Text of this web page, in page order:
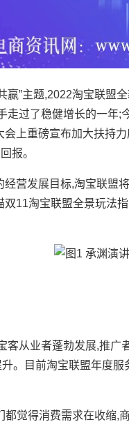
”主题,2022淘宝联盟
走过了稳健增长的一年
上重磅宣布加大扶持
报。
发展目标,淘宝联盟
11淘宝联盟全景玩法
从业者蓬勃发展,推广
。目前淘宝联盟年度
觉得消费需求在收缩,